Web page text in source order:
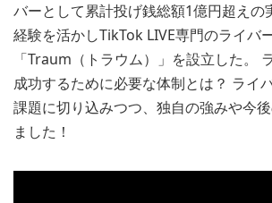
バーとして累計投げ銭総額1億円超えの
経験を活かしTikTok LIVE専門のライバ
「Traum（トラウム）」を設立した。
成功するために必要な体制とは？ ライ
課題に切り込みつつ、独自の強みや今
ました！